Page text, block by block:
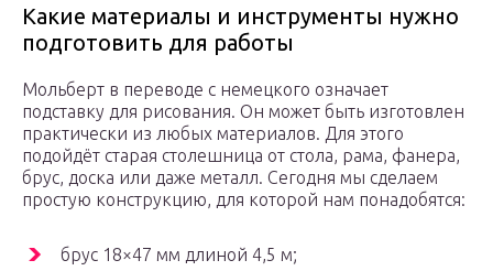
Какие материалы и инструменты нужно
подготовить для работы
Мольберт в переводе с немецкого означает
подставку для рисования. Он может быть изготовлен
практически из любых материалов. Для этого
подойдёт старая столешница от стола, рама, фанера,
брус, доска или даже металл. Сегодня мы сделаем
простую конструкцию, для которой нам понадобятся:
брус 18×47 мм длиной 4,5 м;